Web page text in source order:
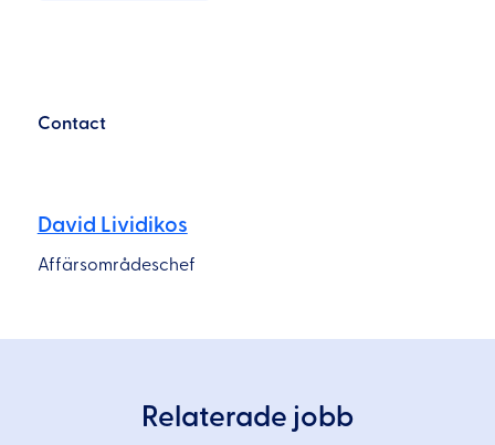
Contact
David Lividikos
Affärsområdeschef
Relaterade jobb